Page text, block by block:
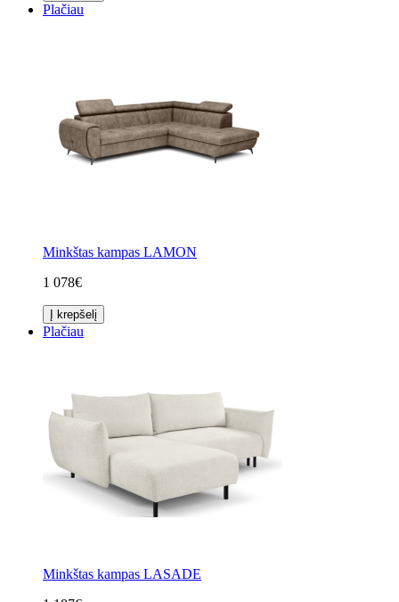
Plačiau
Minkštas kampas LAMON
1 078€
Į krepšelį
Plačiau
Minkštas kampas LASADE